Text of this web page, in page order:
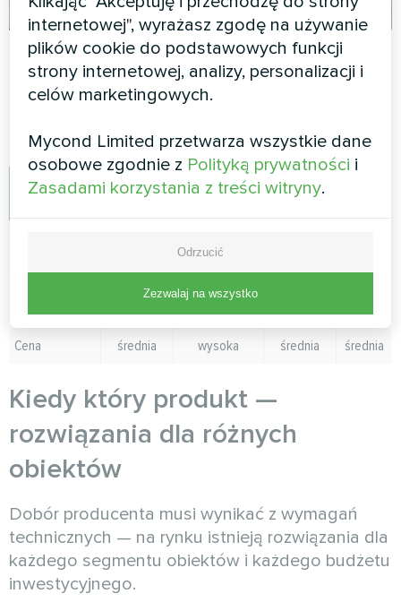
Porównanie urządzeń według
parametrów
Parametr Mycond Dantherm Trotec
Fral
Typ
HVAC /
integracja
przemysłowe
komercja /
logistyka
średni–
wysoki
Cena średnia wysoka średnia średnia
Kiedy który produkt —
rozwiązania dla różnych
obiektów
Dobór producenta musi wynikać z wymagań
technicznych — na rynku istnieją rozwiązania dla
każdego segmentu obiektów i każdego budżetu
inwestycyjnego.
internetowej", wyrażasz zgodę na używanie
plików cookie do podstawowych funkcji
strony internetowej, analizy, personalizacji i
celów marketingowych.
Mycond Limited przetwarza wszystkie dane
osobowe zgodnie z Polityką prywatności i
Zasadami korzystania z treści witryny.
Odrzucić
Zezwalaj na wszystko